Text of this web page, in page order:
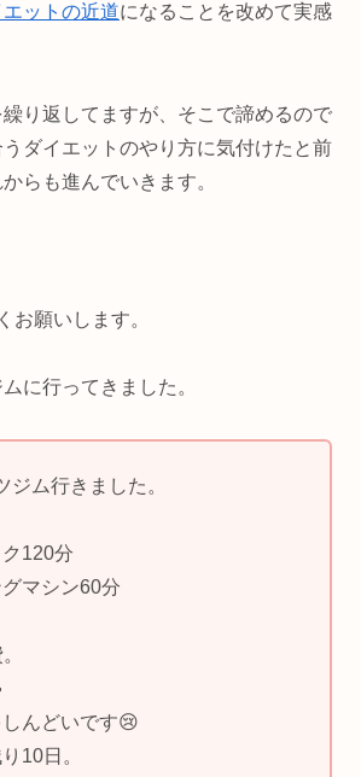
ットの近道になることを改めて実感
り返してますが、そこで諦めるので
ダイエットのやり方に気付けたと前
らも進んでいきます。
お願いします。
に行ってきました。
ジム行きました。
ク120分
グマシン60分
んどいです😢
10日。